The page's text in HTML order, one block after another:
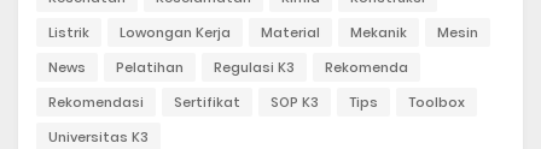
Listrik
Lowongan Kerja Material Mekanik
Mesin
News
Pelatihan Regulasi K3
Rekomenda
Rekomendasi
Sertifikat SOP K3 Tips
Toolbox
Universitas K3